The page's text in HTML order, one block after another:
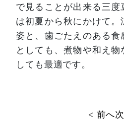
で見ることが出来る三度
は初夏から秋にかけて。
姿と、歯ごたえのある食
としても、煮物や和え物
しても最適です。
< 前へ